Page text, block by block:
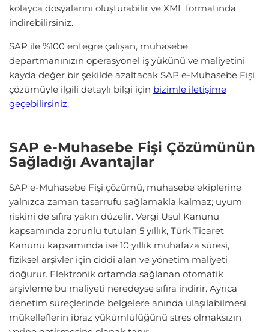
kolayca dosyalarını oluşturabilir ve XML formatında
indirebilirsiniz.
SAP ile %100 entegre çalışan, muhasebe
departmanınızın operasyonel iş yükünü ve maliyetini
kayda değer bir şekilde azaltacak SAP e-Muhasebe Fişi
çözümüyle ilgili detaylı bilgi için bizimle iletişime
geçebilirsiniz.
SAP e-Muhasebe Fişi Çözümünün
Sağladığı Avantajlar
SAP e-Muhasebe Fişi çözümü, muhasebe ekiplerine
yalnızca zaman tasarrufu sağlamakla kalmaz; uyum
riskini de sıfıra yakın düzelir. Vergi Usul Kanunu
kapsamında zorunlu tutulan 5 yıllık, Türk Ticaret
Kanunu kapsamında ise 10 yıllık muhafaza süresi,
fiziksel arşivler için ciddi alan ve yönetim maliyeti
doğurur. Elektronik ortamda sağlanan otomatik
arşivleme bu maliyeti neredeyse sıfıra indirir. Ayrıca
denetim süreçlerinde belgelere anında ulaşılabilmesi,
mükelleflerin ibraz yükümlülüğünü stres olmaksızın